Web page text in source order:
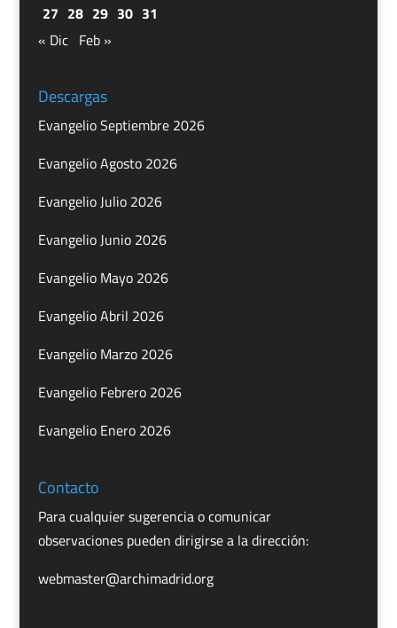
27 28 29 30 31
« Dic Feb »
Descargas
Evangelio Septiembre 2026
Evangelio Agosto 2026
Evangelio Julio 2026
Evangelio Junio 2026
Evangelio Mayo 2026
Evangelio Abril 2026
Evangelio Marzo 2026
Evangelio Febrero 2026
Evangelio Enero 2026
Contacto
Para cualquier sugerencia o comunicar
observaciones pueden dirigirse a la dirección:
webmaster@archimadrid.org